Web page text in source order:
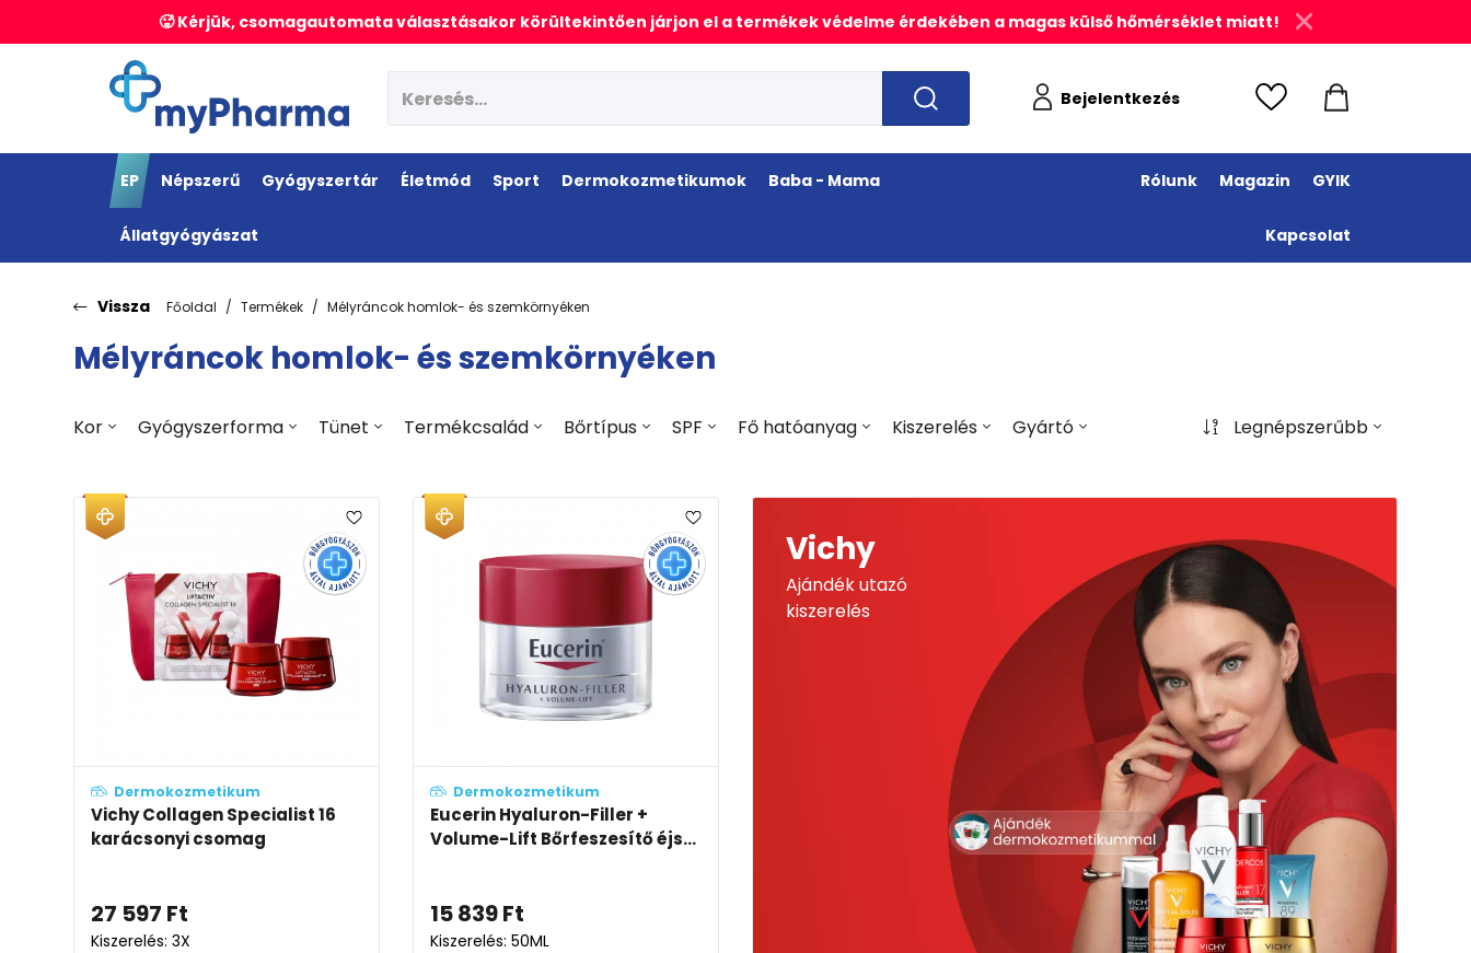
🥵 Kérjük, csomagautomata választásakor körültekintően járjon el a termékek védelme érdekében a magas külső hőmérséklet miatt!
Bejelentkezés
EP Népszerű Gyógyszertár Életmód Sport Dermokozmetikumok Baba - Mama
Állatgyógyászat
Rólunk Magazin GYIK
Kapcsolat
Vissza Főoldal Termékek Mélyráncok homlok- és szemkörnyéken
Mélyráncok homlok- és szemkörnyéken
Kor Gyógyszerforma Tünet Termékcsalád Bőrtípus SPF Fő hatóanyag Kiszerelés Gyártó Legnépszerűbb
Dermokozmetikum
Vichy Collagen Specialist 16
karácsonyi csomag
27 597 Ft
Kiszerelés: 3X
Dermokozmetikum
Eucerin Hyaluron-Filler +
Volume-Lift Bőrfeszesítő éjs...
15 839Ft
Kiszerelés: 50ML
Vichy
Ajándék utazó
kiszerelés